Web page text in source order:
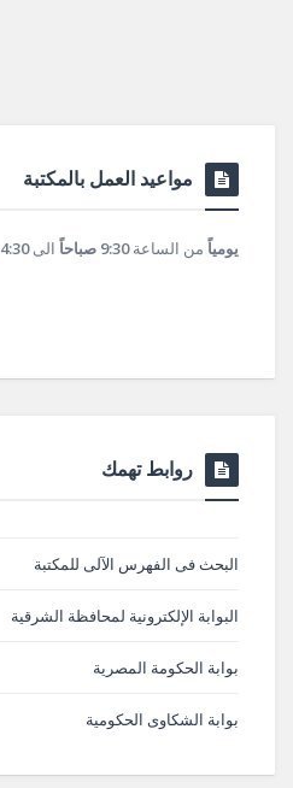
مواعيد العمل بالمكتبة
يومياً من الساعة9:30 صباحاً الى4:30 مساءً
روابط تهمك
البحث فى الفهرس الآلى للمكتبة
البوابة الإلكترونية لمحافظة الشرقية
بوابة الحكومة المصرية
بوابة الشكاوى الحكومية